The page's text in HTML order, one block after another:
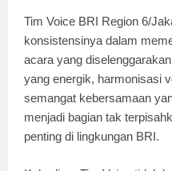
Tim Voice BRI Region 6/
konsistensinya dalam
acara yang
yang energik, harmonisasi
semangat kebersamaan
menjadi bagian tak
penting di lingkungan BRI.